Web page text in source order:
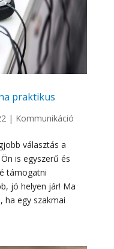
praktikus
| Kommunikáció
választás a
is egyszerű és
támogatni
jó helyen jár! Ma
ha egy szakmai